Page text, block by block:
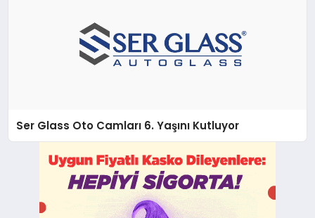
Ser Glass Oto Camları 6. Yaşını Kutluyor